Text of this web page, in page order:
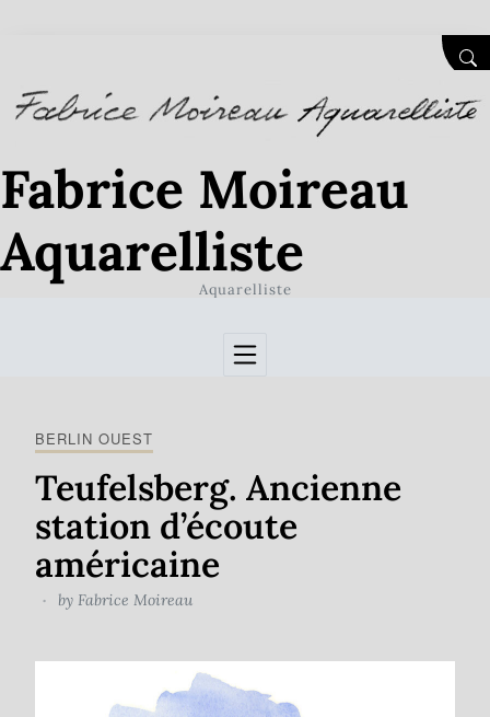
Fabrice Moireau
Aquarelliste
Aquarelliste
BERLIN OUEST
Teufelsberg. Ancienne
station d’écoute
américaine
by Fabrice Moireau